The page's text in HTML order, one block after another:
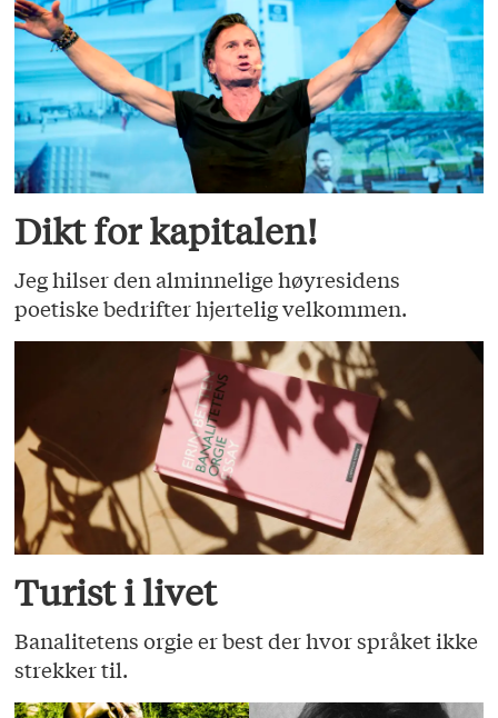
Dikt for kapitalen!
Jeg hilser den alminnelige høyresidens
poetiske bedrifter hjertelig velkommen.
Turist i livet
Banalitetens orgie er best der hvor språket ikke
strekker til.